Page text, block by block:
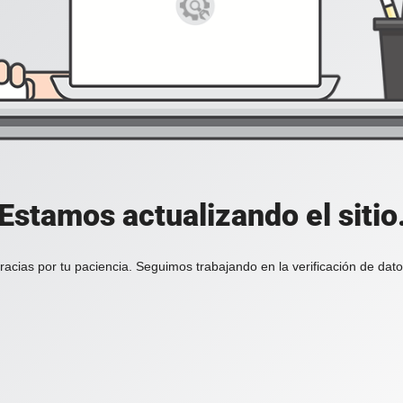
actualizando el
por tu paciencia. Seguimos trabajando en la verificación de